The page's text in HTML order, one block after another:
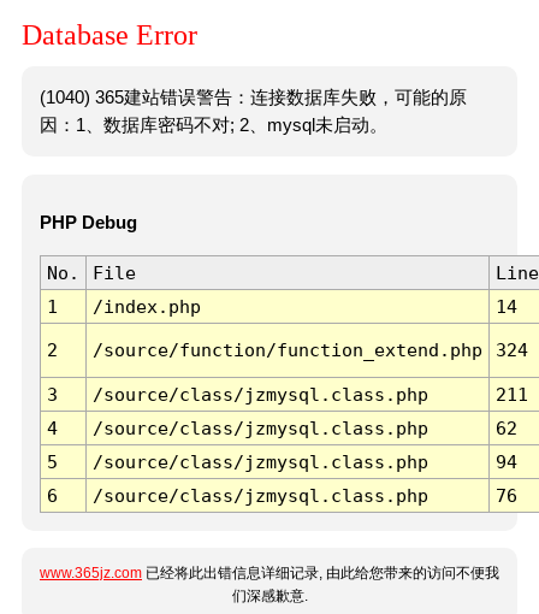
Database Error
(1040) 365建站错误警告：连接数据库失败，可能的原
因：1、数据库密码不对; 2、mysql未启动。
PHP Debug
No. File
Line
1
/index.php 14
2 /source/function/function_extend.php 324
3 /source/class/jzmysql.class.php
211
4
/source/class/jzmysql.class.php
62
5
/source/class/jzmysql.class.php
94
6
/source/class/jzmysql.class.php 76
www.365jz.com 已经将此出错信息详细记录, 由此给您带来的访问不便我
们深感歉意.